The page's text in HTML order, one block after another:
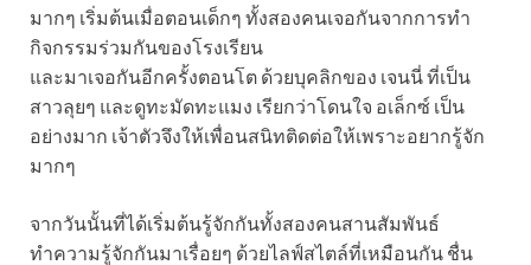
มากๆ เริ่มต้นเมื่อตอนเด็กๆ ทั้งสองคนเจอกันจากการทำ
กิจกรรมร่วมกันของโรงเรียน
และมาเจอกันอีกครั้งตอนโต ด้วยบุคลิกของ เจนนี่ ที่เป็น
สาวลุยๆ และดูทะมัดทะแมง เรียกว่าโดนใจ อเล็กซ์ เป็น
อย่างมาก เจ้าตัวจึงให้เพื่อนสนิทติดต่อให้เพราะอยากรู้จัก
มากๆ
จากวันนั้นที่ได้เริ่มต้นรู้จักกันทั้งสองคนสานสัมพันธ์
ทำความรู้จักกันมาเรื่อยๆ ด้วยไลฟ์สไตล์ที่เหมือนกัน ชื่น